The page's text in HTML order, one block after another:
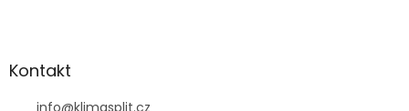
Kontakt
info@klimasplit.cz